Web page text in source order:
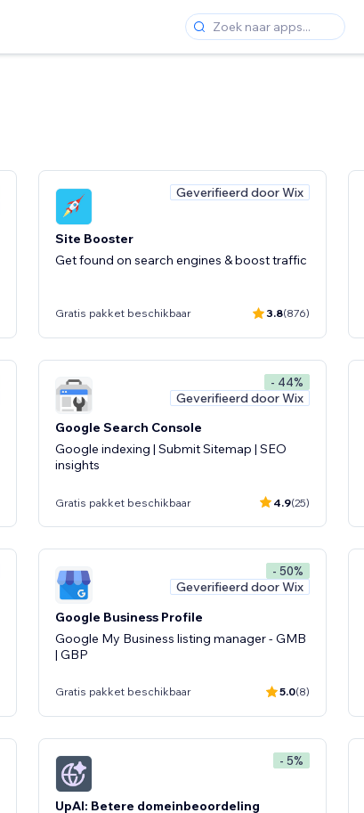
Geverifieerd door Wix
Site Booster
Get found on search engines & boost traffic
Gratis pakket beschikbaar 3.8(876)
- 44%
Geverifieerd door Wix
Google Search Console
Google indexing | Submit Sitemap | SEO
insights
Gratis pakket beschikbaar 4.9(25)
- 50%
Geverifieerd door Wix
Google Business Profile
Google My Business listing manager - GMB
| GBP
Gratis pakket beschikbaar 5.0(8)
- 5%
UpAI: Betere domeinbeoordeling